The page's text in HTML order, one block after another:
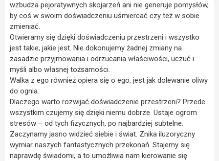
wzbudza pejoratywnych skojarzeń ani nie generuje pomysłów,
by coś w swoim doświadczeniu uśmiercać czy też w sobie
zmieniać.
Otwieramy się dzięki doświadczeniu przestrzeni i wszystko
jest takie, jakie jest. Nie dokonujemy żadnej zmiany na
zasadzie przyjmowania i odrzucania właściwości, uczuć i
myśli albo własnej tożsamości.
Walka z ego również opiera się o ego, jest jak dolewanie oliwy
do ognia.
Dlaczego warto rozwijać doświadczenie przestrzeni? Przede
wszystkim czujemy się dzięki niemu dobrze. Ustaje ogrom
stresów – od tych fizycznych, po najbardziej subtelne.
Zaczynamy jasno widzieć siebie i świat. Znika iluzoryczny
wymiar naszych fantastycznych przekonań. Stajemy się
naprawdę świadomi, a to umożliwia nam kierowanie się